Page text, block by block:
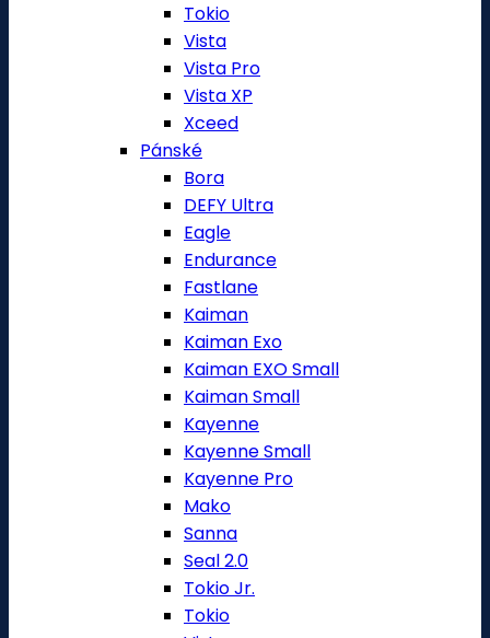
Tokio
Vista
Vista Pro
Vista XP
Xceed
Pánské
Bora
DEFY Ultra
Eagle
Endurance
Fastlane
Kaiman
Kaiman Exo
Kaiman EXO Small
Kaiman Small
Kayenne
Kayenne Small
Kayenne Pro
Mako
Sanna
Seal 2.0
Tokio Jr.
Tokio